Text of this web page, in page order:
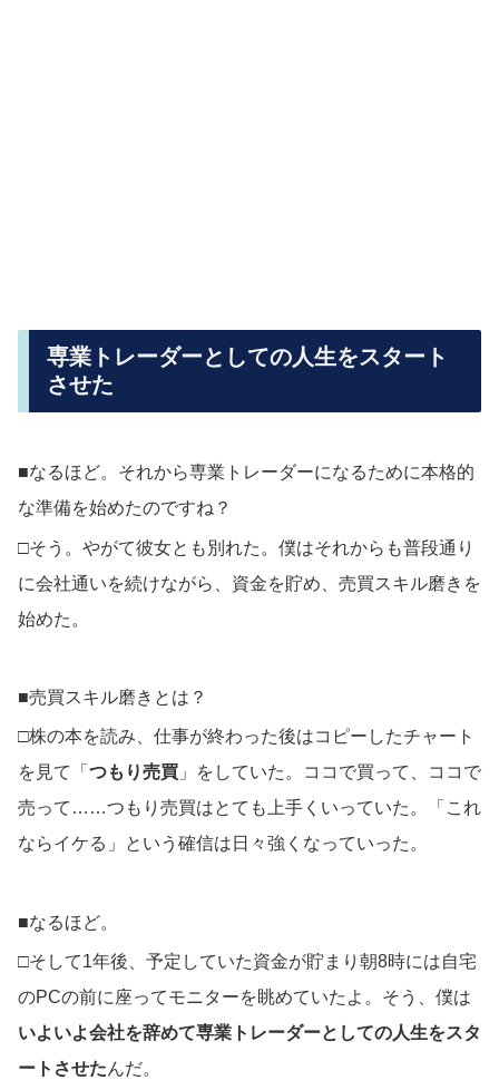
専業トレーダーとしての人生をスタート
させた
■なるほど。それから専業トレーダーになるために本格的
な準備を始めたのですね？
□そう。やがて彼女とも別れた。僕はそれからも普段通り
に会社通いを続けながら、資金を貯め、売買スキル磨きを
始めた。
■売買スキル磨きとは？
□株の本を読み、仕事が終わった後はコピーしたチャート
を見て「 つもり売買 」をしていた。ココで買って、ココで
売って……つもり売買はとても上手くいっていた。「これ
ならイケる」という確信は日々強くなっていった。
■なるほど。
□そして1年後、予定していた資金が貯まり朝8時には自宅
のPCの前に座ってモニターを眺めていたよ。そう、僕は
いよいよ会社を辞めて専業トレーダーとしての人生をスタ
ートさせたんだ。